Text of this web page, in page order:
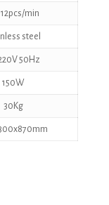
min
steel
50Hz
150W
30Kg